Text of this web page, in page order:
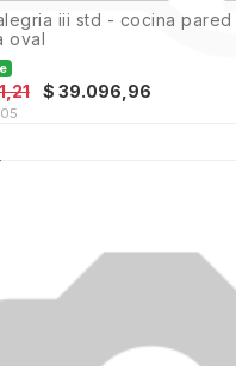
oval
$ 39.096,96